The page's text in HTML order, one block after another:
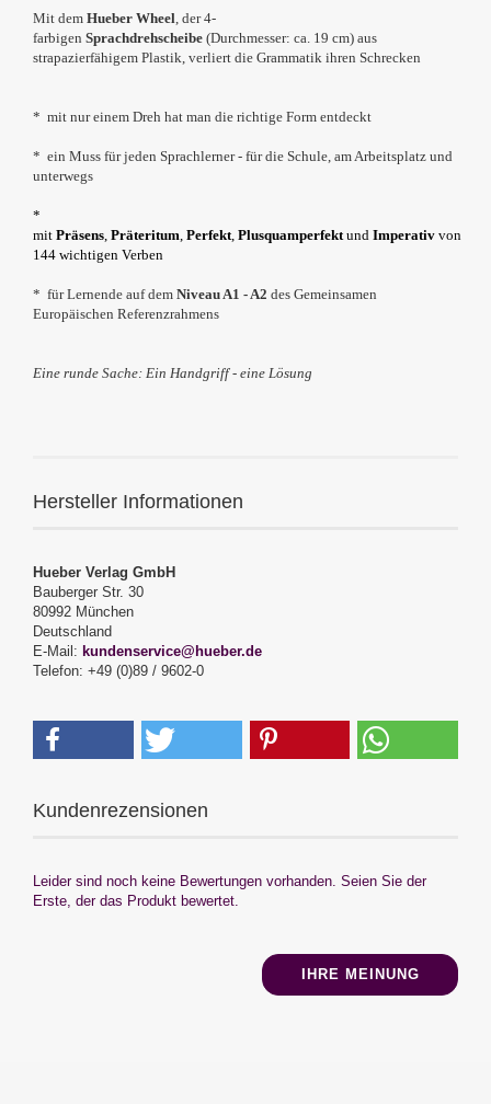
Mit dem Hueber Wheel, der 4-
farbigen Sprachdrehscheibe (Durchmesser: ca. 19 cm) aus
strapazierfähigem Plastik, verliert die Grammatik ihren Schrecken
* mit nur einem Dreh hat man die richtige Form entdeckt
* ein Muss für jeden Sprachlerner - für die Schule, am Arbeitsplatz und
unterwegs
*
mit Präsens, Präteritum, Perfekt, Plusquamperfektund Imperativ von
144 wichtigen Verben
* für Lernende auf dem Niveau A1 - A2 des Gemeinsamen
Europäischen Referenzrahmens
Eine runde Sache: Ein Handgriff - eine Lösung
Hersteller Informationen
Hueber Verlag GmbH
Bauberger Str. 30
80992 München
Deutschland
E-Mail: kundenservice@hueber.de
Telefon: +49 (0)89 / 9602-0
Kundenrezensionen
Leider sind noch keine Bewertungen vorhanden. Seien Sie der
Erste, der das Produkt bewertet.
IHRE MEINUNG